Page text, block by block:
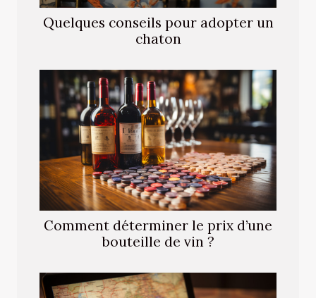
Quelques conseils pour adopter un
chaton
Comment déterminer le prix d’une
bouteille de vin ?